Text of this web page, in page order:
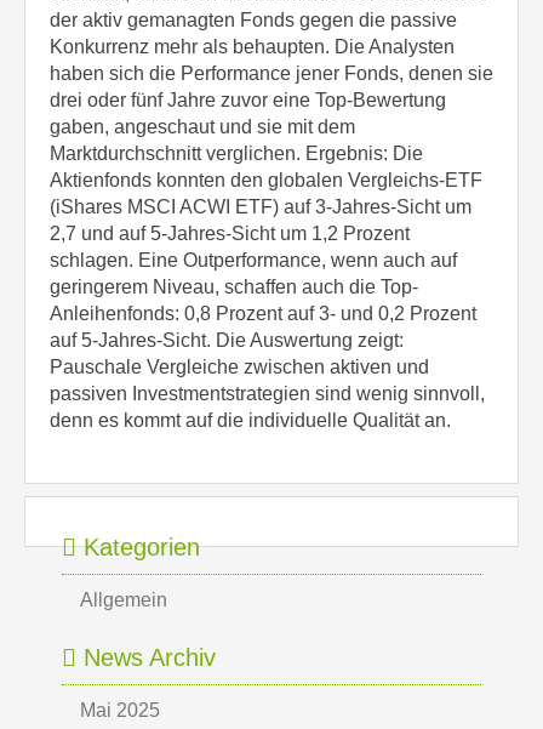
der aktiv gemanagten Fonds gegen die passive
Konkurrenz mehr als behaupten. Die Analysten
haben sich die Performance jener Fonds, denen sie
drei oder fünf Jahre zuvor eine Top-Bewertung
gaben, angeschaut und sie mit dem
Marktdurchschnitt verglichen. Ergebnis: Die
Aktienfonds konnten den globalen Vergleichs-ETF
(iShares MSCI ACWI ETF) auf 3-Jahres-Sicht um
2,7 und auf 5-Jahres-Sicht um 1,2 Prozent
schlagen. Eine Outperformance, wenn auch auf
geringerem Niveau, schaffen auch die Top-
Anleihenfonds: 0,8 Prozent auf 3- und 0,2 Prozent
auf 5-Jahres-Sicht. Die Auswertung zeigt:
Pauschale Vergleiche zwischen aktiven und
passiven Investmentstrategien sind wenig sinnvoll,
denn es kommt auf die individuelle Qualität an.
Kategorien
Allgemein
News Archiv
Mai 2025